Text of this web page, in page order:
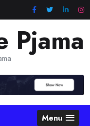
Pjama
Menu